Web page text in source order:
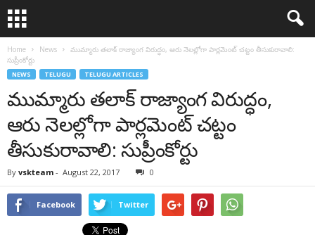
Home News
ముమ్మారు తలాక్‌ రాజ్యాంగ విరుద్ధం, ఆరు నెలల్లోగా పార్లమెంట్‌ చట్టం తీసుకురావాలి:
సుప్రీంకోర్టు
NEWS TELUGU TELUGU ARTICLES
ముమ్మారు తలాక్‌ రాజ్యాంగ విరుద్ధం,
ఆరు నెలల్లోగా పార్లమెంట్‌ చట్టం
తీసుకురావాలి: సుప్రీంకోర్టు
By vskteam - August 22, 2017 0
Facebook Twitter